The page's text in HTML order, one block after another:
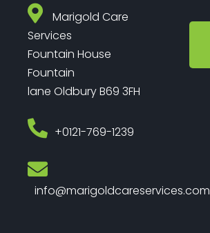
Marigold Care
Services
Fountain House
Fountain
lane Oldbury B69 3FH
‎+0121-769-1239
info@marigoldcareservices.com